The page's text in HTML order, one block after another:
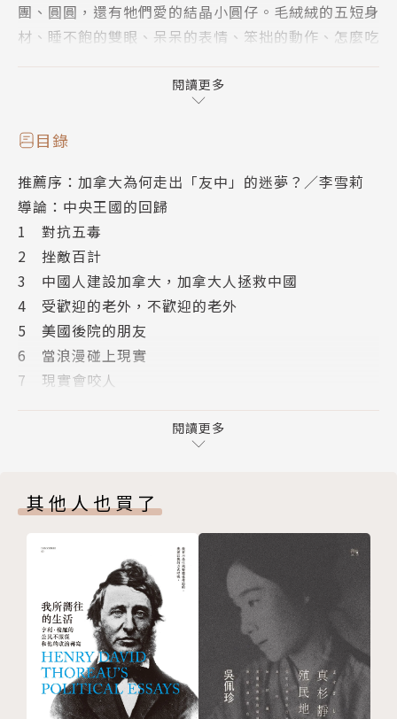
團、圓圓，還有牠們愛的結晶小圓仔。毛絨絨的五短身
材、睡不飽的雙眼、呆呆的表情、笨拙的動作、怎麼吃
成為原產地中國拓展軟實力的重要工具。然而大熊貓並
不是素食主義者。牠在生物分類上屬於肉食目，牠的祖
先是吃肉的，牠有鋒利的爪子和有力的牙齒，野生大熊
本書從加拿大與中國長達一百五十年的交往講起。不同
於歐洲各國在十九世紀對中國施加西方帝國主義的侵略
與占領，也不同於美國在二十世紀把中國視為共產主義
陣營的一份子而加以圍堵，加拿大與中國的關係源自加
拿大傳教士把中國視為一片需要被基督教拯救的苦難大
地。傳教士來到中國蓋醫院、建學校、落地生根、甚至
支持中國共產黨的革命。這些傳教士的後代在共產革命
成功之後，或者留在中國成為新中國的捍衛者，或者回
力威嚇、軟實力滲透、銳實力脅迫其他國家的強權。但
是加拿大的領導人仍然誤判現實，錯估雙方關係；在此
同時，中國共產黨及其在地協力者則是不斷地從加拿大
人的無知當中獲利。作者在本書以鉅細靡遺的實證指
出，在面對中國共產黨滲透與影響加拿大政界、學界、
媒體界並掌控加拿大華人的行動時，渥太華執政當局不
僅沒有能力加以辨識，也缺乏予以因應的措施。
許多加拿大人相信，只要他們多與中共接觸，黨就會感
閱讀更多
目錄
推薦序：加拿大為何走出「友中」的迷夢？／李雪莉
導論：中央王國的回歸
1 對抗五毒
2 挫敵百計
3 中國人建設加拿大，加拿大人拯救中國
4 受歡迎的老外，不歡迎的老外
5 美國後院的朋友
6 當浪漫碰上現實
7 現實會咬人
12 別管品質了，感受一下寬度
結論：是該放棄傳教士精神了
參考文獻
譯名對照
版權頁
閱讀更多
其他人也買了